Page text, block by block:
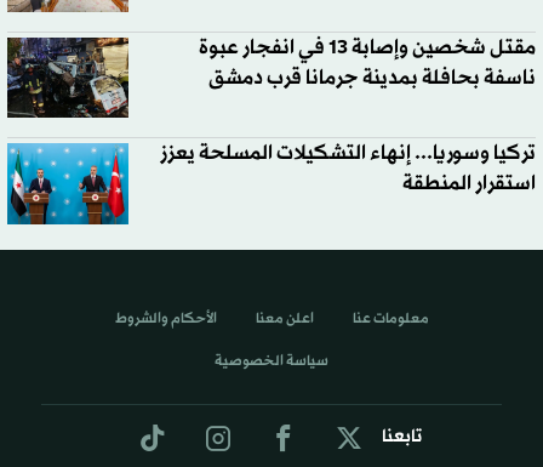
مقتل شخصين وإصابة 13 في انفجار عبوة
ناسفة بحافلة بمدينة جرمانا قرب دمشق
تركيا وسوريا... إنهاء التشكيلات المسلحة يعزز
استقرار المنطقة
تابعنا
معلومات عنا اعلن معنا الأحكام والشروط
سياسة الخصوصية